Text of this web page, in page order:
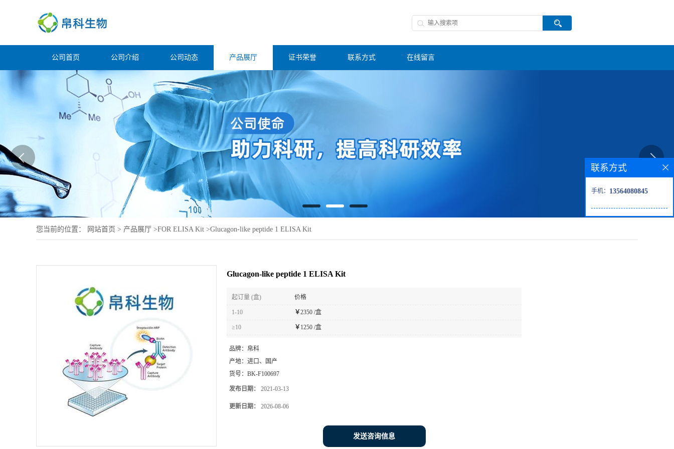
公司首页 公司介绍 公司动态 产品展厅 证书荣誉 联系方式 在线留言
您当前的位置： 网站首页 > 产品展厅 >FOR ELISA Kit >Glucagon-like peptide 1 ELISA Kit
Glucagon-like peptide 1 ELISA Kit
起订量 (盒) 价格
1-10 ￥2350 /盒
≥10 ￥1250 /盒
品牌： 帛科
产地： 进口、国产
货号： BK-F100697
发布日期： 2021-03-13
更新日期： 2026-08-06
发送咨询信息
联系方式
手机： 13564080845